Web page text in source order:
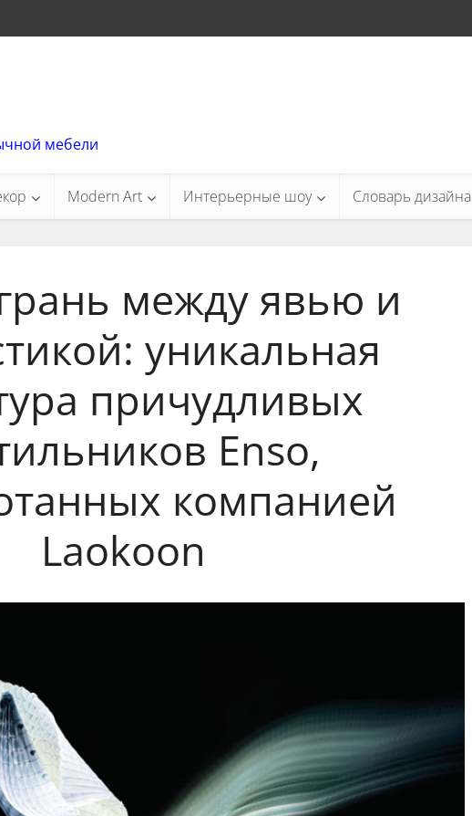
мебели
Modern Art Интерьерные шоу Словарь дизайна
между явью и
уникальная
причудливых
Enso,
компанией
Laokoon